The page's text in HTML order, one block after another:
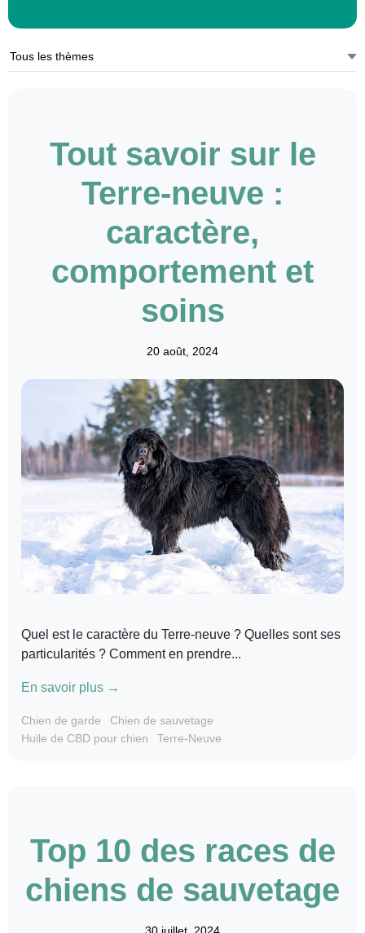
Tout savoir sur le
Terre-neuve :
caractère,
comportement et
soins
20 août, 2024
Quel est le caractère du Terre-neuve ? Quelles sont ses
particularités ? Comment en prendre...
En savoir plus →
Chien de garde
Chien de sauvetage
Huile de CBD pour chien
Terre-Neuve
Top 10 des races de
chiens de sauvetage